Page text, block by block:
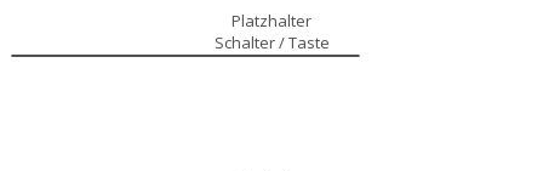
Platzhalter
Schalter / Taste